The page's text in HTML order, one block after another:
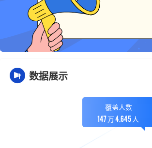
数据展示
覆盖人数
147万4 645 人